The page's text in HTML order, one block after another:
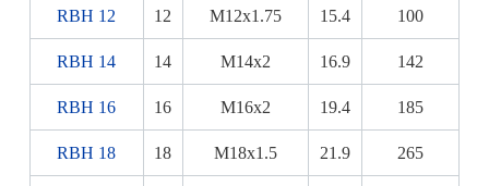
RBH 12 12 M12x1.75 15.4 100
RBH 14 14 M14x2 16.9 142
RBH 16 16 M16x2 19.4 185
RBH 18 18 M18x1.5 21.9 265